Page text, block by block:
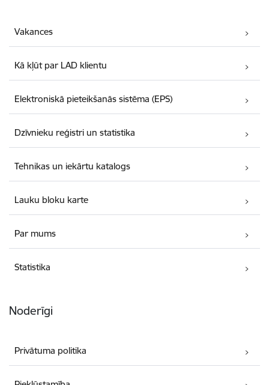
Vakances
Kā kļūt par LAD klientu
Elektroniskā pieteikšanās sistēma (EPS)
Dzīvnieku reģistri un statistika
Tehnikas un iekārtu katalogs
Lauku bloku karte
Par mums
Statistika
Noderīgi
Privātuma politika